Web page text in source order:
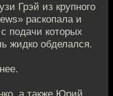
Грэй из крупного
раскопала и
подачи которых
жидко обделался.